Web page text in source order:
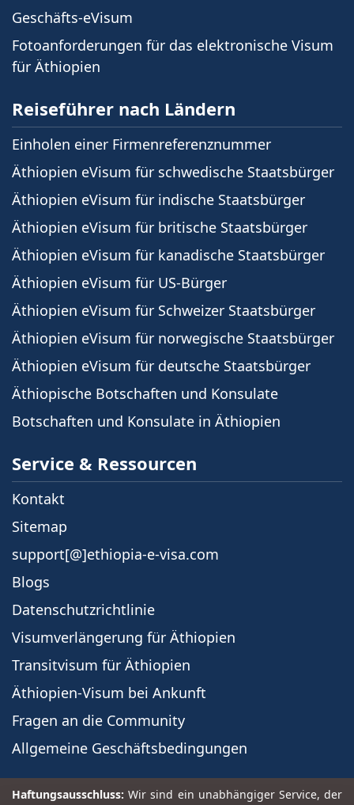
Geschäfts-eVisum
Fotoanforderungen für das elektronische Visum
für Äthiopien
Reiseführer nach Ländern
Einholen einer Firmenreferenznummer
Äthiopien eVisum für schwedische Staatsbürger
Äthiopien eVisum für indische Staatsbürger
Äthiopien eVisum für britische Staatsbürger
Äthiopien eVisum für kanadische Staatsbürger
Äthiopien eVisum für US-Bürger
Äthiopien eVisum für Schweizer Staatsbürger
Äthiopien eVisum für norwegische Staatsbürger
Äthiopien eVisum für deutsche Staatsbürger
Äthiopische Botschaften und Konsulate
Botschaften und Konsulate in Äthiopien
Service & Ressourcen
Kontakt
Sitemap
support[@]ethiopia-e-visa.com
Blogs
Datenschutzrichtlinie
Visumverlängerung für Äthiopien
Transitvisum für Äthiopien
Äthiopien-Visum bei Ankunft
Fragen an die Community
Allgemeine Geschäftsbedingungen